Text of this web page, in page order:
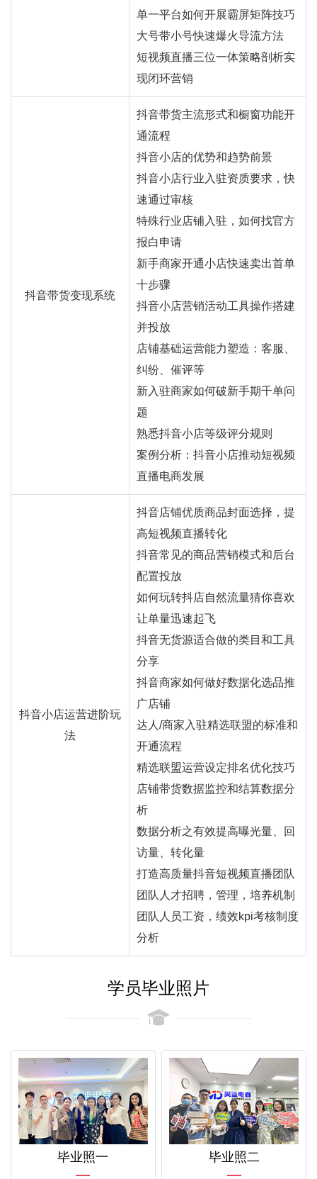
单一平台如何开展霸屏矩阵技巧
大号带小号快速爆火导流方法
短视频直播三位一体策略剖析实
现闭环营销
抖音带货变现系统
抖音带货主流形式和橱窗功能开
通流程
抖音小店的优势和趋势前景
抖音小店行业入驻资质要求，快
速通过审核
特殊行业店铺入驻，如何找官方
报白申请
新手商家开通小店快速卖出首单
十步骤
抖音小店营销活动工具操作搭建
并投放
店铺基础运营能力塑造：客服、
纠纷、催评等
新入驻商家如何破新手期千单问
题
熟悉抖音小店等级评分规则
案例分析：抖音小店推动短视频
直播电商发展
抖音小店运营进阶玩
法
抖音店铺优质商品封面选择，提
高短视频直播转化
抖音常见的商品营销模式和后台
配置投放
如何玩转抖店自然流量猜你喜欢
让单量迅速起飞
抖音无货源适合做的类目和工具
分享
抖音商家如何做好数据化选品推
广店铺
达人/商家入驻精选联盟的标准和
开通流程
精选联盟运营设定排名优化技巧
店铺带货数据监控和结算数据分
析
数据分析之有效提高曝光量、回
访量、转化量
打造高质量抖音短视频直播团队
团队人才招聘，管理，培养机制
团队人员工资，绩效kpi考核制度
分析
学员毕业照片
毕业照一 毕业照二